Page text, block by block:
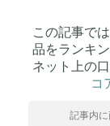
この記事で
品をランキ
ネット上の
コ
記事内